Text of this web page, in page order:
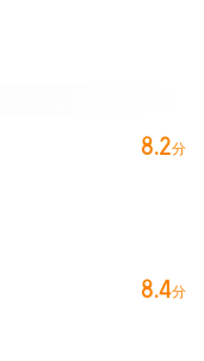
8.2分
8.4分